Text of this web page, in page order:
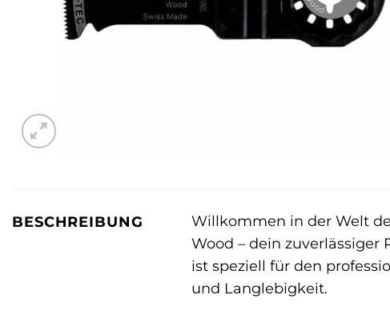
BESCHREIBUNG Willkommen in der Welt
Wood – dein
ist speziell für den
und Langlebigkeit.